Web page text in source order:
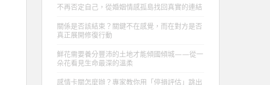
不再否定自己，從婚姻情感孤島找回真實的連結
關係是否該結束？關鍵不在感覺，而在對方是否
真正展開修復行動
鮮花需要養分豐沛的土地才能傾國傾城——從一
朵花看見生命最深的溫柔
感情卡關怎麼辦？專家教你用「停損評估」跳出